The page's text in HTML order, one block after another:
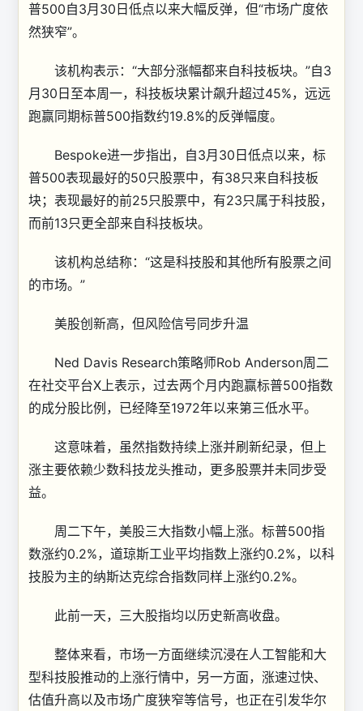
普500自3月30日低点以来大幅反弹，但“市场广度依
然狭窄”。
该机构表示：“大部分涨幅都来自科技板块。”自3
月30日至本周一，科技板块累计飙升超过45%，远远
跑赢同期标普500指数约19.8%的反弹幅度。
Bespoke进一步指出，自3月30日低点以来，标
普500表现最好的50只股票中，有38只来自科技板
块；表现最好的前25只股票中，有23只属于科技股，
而前13只更全部来自科技板块。
该机构总结称：“这是科技股和其他所有股票之间
的市场。”
美股创新高，但风险信号同步升温
Ned Davis Research策略师Rob Anderson周二
在社交平台X上表示，过去两个月内跑赢标普500指数
的成分股比例，已经降至1972年以来第三低水平。
这意味着，虽然指数持续上涨并刷新纪录，但上
涨主要依赖少数科技龙头推动，更多股票并未同步受
益。
周二下午，美股三大指数小幅上涨。标普500指
数涨约0.2%，道琼斯工业平均指数上涨约0.2%，以科
技股为主的纳斯达克综合指数同样上涨约0.2%。
此前一天，三大股指均以历史新高收盘。
整体来看，市场一方面继续沉浸在人工智能和大
型科技股推动的上涨行情中，另一方面，涨速过快、
估值升高以及市场广度狭窄等信号，也正在引发华尔